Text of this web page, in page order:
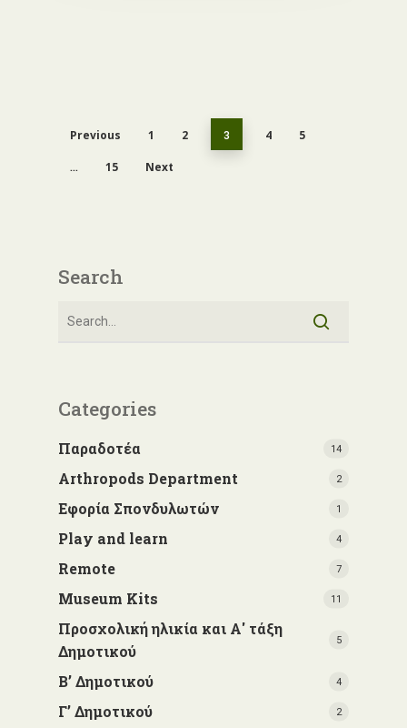
Previous 1 2 3 4 5
… 15 Next
Search
Categories
Παραδοτέα 14
Arthropods Department 2
Εφορία Σπονδυλωτών 1
Play and learn 4
Remote 7
Museum Kits 11
Προσχολική ηλικία και Α' τάξη
Δημοτικού
5
Β’ Δημοτικού 4
Γ’ Δημοτικού 2